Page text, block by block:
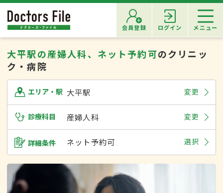
会員登録 ログイン メニュー
大平駅の産婦人科、ネット予約可のクリニッ
ク・病院
エリア・駅 大平駅 変更
診療科目 産婦人科 変更
詳細条件 ネット予約可 選択